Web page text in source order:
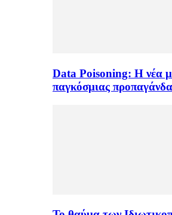
Data Poisoning: Η νέα
παγκόσμιας